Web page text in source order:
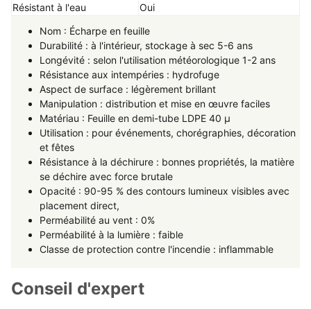
Résistant à l'eau
Oui
Nom : Écharpe en feuille
Durabilité : à l'intérieur, stockage à sec 5-6 ans
Longévité : selon l'utilisation météorologique 1-2 ans
Résistance aux intempéries : hydrofuge
Aspect de surface : légèrement brillant
Manipulation : distribution et mise en œuvre faciles
Matériau : Feuille en demi-tube LDPE 40 µ
Utilisation : pour événements, chorégraphies, décoration
et fêtes
Résistance à la déchirure : bonnes propriétés, la matière
se déchire avec force brutale
Opacité : 90-95 % des contours lumineux visibles avec
placement direct,
Perméabilité au vent : 0%
Perméabilité à la lumière : faible
Classe de protection contre l'incendie : inflammable
Conseil d'expert